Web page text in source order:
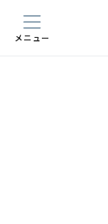
メニュー